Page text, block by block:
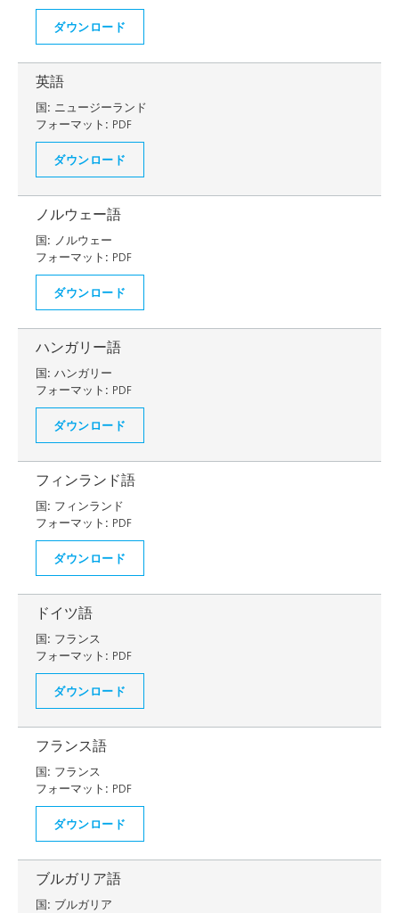
ダウンロード
英語
国: ニュージーランド
フォーマット: PDF
ダウンロード
ノルウェー語
国: ノルウェー
フォーマット: PDF
ダウンロード
ハンガリー語
国: ハンガリー
フォーマット: PDF
ダウンロード
フィンランド語
国: フィンランド
フォーマット: PDF
ダウンロード
ドイツ語
国: フランス
フォーマット: PDF
ダウンロード
フランス語
国: フランス
フォーマット: PDF
ダウンロード
ブルガリア語
国: ブルガリア